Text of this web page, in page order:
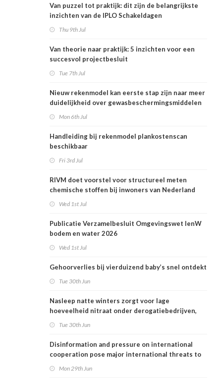
Van puzzel tot praktijk: dit zijn de belangrijkste
inzichten van de IPLO Schakeldagen
Thu 9th Jul
Van theorie naar praktijk: 5 inzichten voor een
succesvol projectbesluit
Tue 7th Jul
Nieuw rekenmodel kan eerste stap zijn naar meer
duidelijkheid over gewasbeschermingsmiddelen
Mon 6th Jul
Handleiding bij rekenmodel plankostenscan
beschikbaar
Fri 3rd Jul
RIVM doet voorstel voor structureel meten
chemische stoffen bij inwoners van Nederland
Wed 1st Jul
Publicatie Verzamelbesluit Omgevingswet IenW
bodem en water 2026
Wed 1st Jul
Gehoorverlies bij vierduizend baby’s snel ontdekt
Tue 30th Jun
Nasleep natte winters zorgt voor lage
hoeveelheid nitraat onder derogatiebedrijven,
Tue 30th Jun
Disinformation and pressure on international
cooperation pose major international threats to
Mon 29th Jun